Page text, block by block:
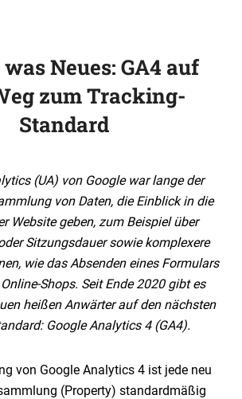
Neues: GA4 auf
zum Tracking-
Standard
(UA) von Google war lange der
von Daten, die Einblick in die
Website geben, zum Beispiel über
Sitzungsdauer sowie komplexere
wie das Absenden eines Formulars
Shops. Seit Ende 2020 gibt es
heißen Anwärter auf den nächsten
Google Analytics 4 (GA4).
von Google Analytics 4 ist jede neu
(Property) standardmäßig